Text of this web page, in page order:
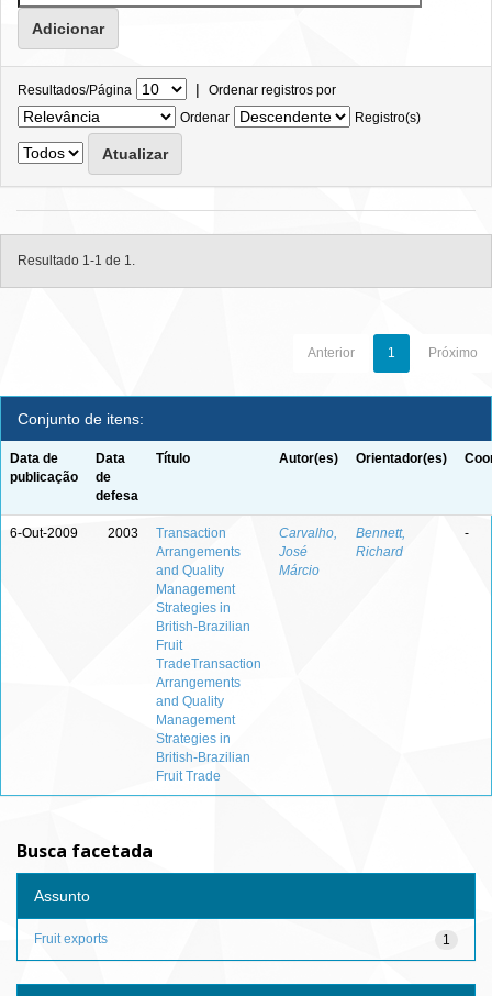
Resultados/Página | Ordenar registros por
Ordenar
Registro(s)
Resultado 1-1 de 1.
Anterior 1 Próximo
Conjunto de itens:
Data de
publicação
Data
de
defesa
Título Autor(es) Orientador(es)
6-Out-2009 2003
Transaction
Arrangements
and Quality
Management
Strategies in
British-Brazilian
Fruit
TradeTransaction
Arrangements
and Quality
Management
Strategies in
British-Brazilian
Fruit Trade
Carvalho,
José
Márcio
Bennett,
Richard
-
Busca facetada
Assunto
1
Fruit exports